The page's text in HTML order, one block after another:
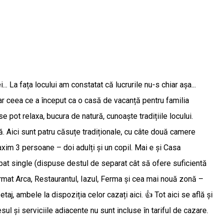
în care se poate oferi exclusivitate pe complex. Personalul este numeros și săritor; dar și treaba este multă, așa că au implementat și alternativa asistenței pe WhatsApp, deci orice nevoie/problemă/întrebare ai, poți trimite un mesaj la numărul dedicat și ți se va răspunde prompt. [Zona de cinema din Arcă.] Ferma este cu certitudine punctul principal de atracție pentru copii; dar nu numai... 😊 Și nouă ne-a făcut plăcere să admirăm superbii cai și poneii sau să hrănim iepurașii și ne-au distrat fețele caraghioase și numele în vogă ale lamelor; pe lâgă astea, mai sunt păsări de curte (care furnizează și ouă pentru complex), căței și chiar și două lebede. Caii și poneii nu au dar rol „decorativ”; cu ei se pot organiza plimbări în manej sau în curte (ponei) sau cu șareta/trăsura, dimineața sau seara, când e mai răcoare și mai confortabil și pentru cal și pentru clienți, preț de 15-20 de minute, în împrejurimi. Spațiile sunt bine delimitate, totul se desfășoară în condiții de siguranță și este permis și accesul cu animale de companie. [Whazaaa!!! 😀] Cadrul natural ofertant face posibile numeroase activități – caiac, ciclism, plimbări cu barca, pescuit. Sunt disponibile două caiace mari, în care pot merge doi adulți și un copil; primești echipament (veste, padelă) și preț de două ore, contra cost, cu instructor sau fără (e preferabil să ai experiență), poți străbate lacurile liniștite din apropiere sau canalele Deltei. Bicicletele sunt gratuite și o opțiune foarte bună de a face mișcare și a descoperi locuri pitorești din împrejurimi. Dacă practici vreun sport pentru care vrei să vii cu echipamentul propriu, nu-i problemă, pentru că există spațiu de depozitare pentru el, cu supraveghere video. [Bune pentru plimbări scurte.] Sunt disponibile și mai multe bărci cu motor, de la 4 la 12 locuri, cu care se pot organiza ieșiri la pescuit, excursii private, cu skipper sau excursii de grup, de durate variate, catre diverse destinații. Prețurile variază în funcție de tipul de excursie preferat și de distanță (o plimbare până la Sulina costă 250 lei/pers. iar o excursie de o zi cu skipper privat poate ajunge la 900 lei + contravaloarea combustibilului). Personalul de la recepție îți va oferi cu plăcere toate detaliile. Plecarea se face din portul de ambarcațiuni din Murighiol aflat cam la 5 minute de mers cu mașina. [„Nava-amiral” a flotei 5 Chirpici.] Dacă preferi să-ți petreci timpul în incintă, ai la dispoziție piscina cu șezlonguri confortabile și umbrele de soare, locuri de joacă pentru copii, leagăn, masă de ping-pong, badminton, mingi; în Arcă e Zona Cinema, unde poți accesa platforme de streaming sau urmări un film din colecția proprie 5 Chirpici, ori dacă ești gamer, poate găsești ceva interesant de făcut la Play Station sau Xbox, ori mai nostalgic - jocuri arcade. Tot în Arcă, la etaj am văzut două mese pentru jocuri de cărți, o cutie cu table/șah. Sau te poți pur și simplu relaxa la umbră, în Foișor (unde am găsit disponibile inclusiv spray-uri repelente),